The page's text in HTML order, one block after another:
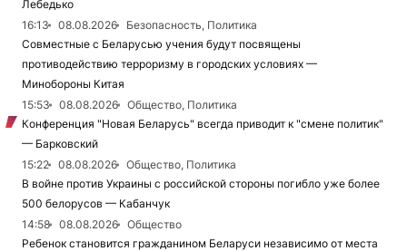
Лебедько
16:13
08.08.2026
Безопасность, Политика
Совместные с Беларусью учения будут посвящены
противодействию терроризму в городских условиях —
Минобороны Китая
15:53
08.08.2026
Общество, Политика
Конференция "Новая Беларусь" всегда приводит к "смене политик"
— Барковский
15:22
08.08.2026
Общество, Политика
В войне против Украины с российской стороны погибло уже более
500 белорусов — Кабанчук
14:58
08.08.2026
Общество
Ребенок становится гражданином Беларуси независимо от места